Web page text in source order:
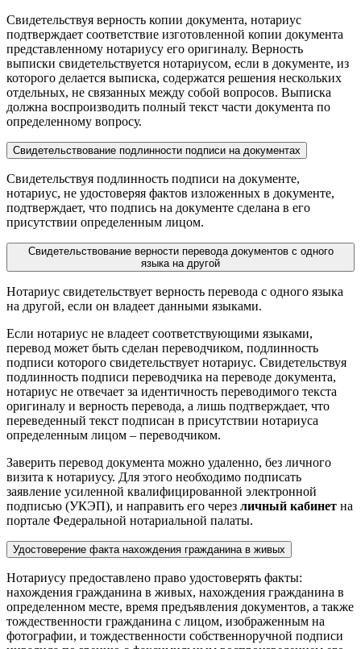
Свидетельствуя верность копии документа, нотариус
подтверждает соответствие изготовленной копии документа
представленному нотариусу его оригиналу. Верность
выписки свидетельствуется нотариусом, если в документе, из
которого делается выписка, содержатся решения нескольких
отдельных, не связанных между собой вопросов. Выписка
должна воспроизводить полный текст части документа по
определенному вопросу.
Свидетельствование подлинности подписи на документах
Свидетельствуя подлинность подписи на документе,
нотариус, не удостоверяя фактов изложенных в документе,
подтверждает, что подпись на документе сделана в его
присутствии определенным лицом.
Свидетельствование верности перевода документов с одного
языка на другой
Нотариус свидетельствует верность перевода с одного языка
на другой, если он владеет данными языками.
Если нотариус не владеет соответствующими языками,
перевод может быть сделан переводчиком, подлинность
подписи которого свидетельствует нотариус. Свидетельствуя
подлинность подписи переводчика на переводе документа,
нотариус не отвечает за идентичность переводимого текста
оригиналу и верность перевода, а лишь подтверждает, что
переведенный текст подписан в присутствии нотариуса
определенным лицом – переводчиком.
Заверить перевод документа можно удаленно, без личного
визита к нотариусу. Для этого необходимо подписать
заявление усиленной квалифицированной электронной
подписью (УКЭП), и направить его через личный кабинет на
портале Федеральной нотариальной палаты.
Удостоверение факта нахождения гражданина в живых
Нотариусу предоставлено право удостоверять факты:
нахождения гражданина в живых, нахождения гражданина в
определенном месте, время предъявления документов, а также
тождественности гражданина с лицом, изображенным на
фотографии, и тождественности собственноручной подписи